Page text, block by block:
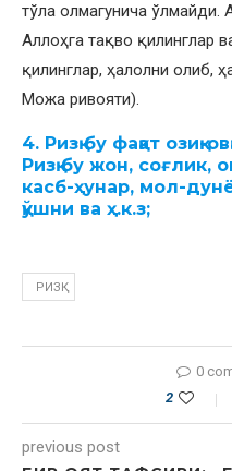
тўла олмагунича ўлмайди.
Аллоҳга тақво қилинглар
қилинглар, ҳалолни олиб,
Можа ривояти).
4. Ризқ бу фақат озиқ-
Ризқ бу жон, соғлик,
касб-ҳунар, мол-
қўшни ва ҳ.к.з;
РИЗҚ
0
2
previous post